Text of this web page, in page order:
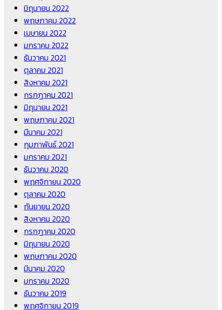
มิถุนายน 2022
พฤษภาคม 2022
เมษายน 2022
มกราคม 2022
ธันวาคม 2021
ตุลาคม 2021
สิงหาคม 2021
กรกฎาคม 2021
มิถุนายน 2021
พฤษภาคม 2021
มีนาคม 2021
กุมภาพันธ์ 2021
มกราคม 2021
ธันวาคม 2020
พฤศจิกายน 2020
ตุลาคม 2020
กันยายน 2020
สิงหาคม 2020
กรกฎาคม 2020
มิถุนายน 2020
พฤษภาคม 2020
มีนาคม 2020
มกราคม 2020
ธันวาคม 2019
พฤศจิกายน 2019